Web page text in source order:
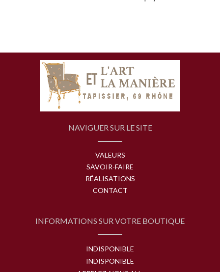
NAVIGUER SUR LE SITE
VALEURS
SAVOIR-FAIRE
RÉALISATIONS
CONTACT
INFORMATIONS SUR VOTRE BOUTIQUE
INDISPONIBLE
INDISPONIBLE